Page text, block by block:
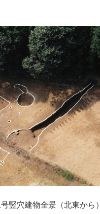
竪穴建物全景（北東から）